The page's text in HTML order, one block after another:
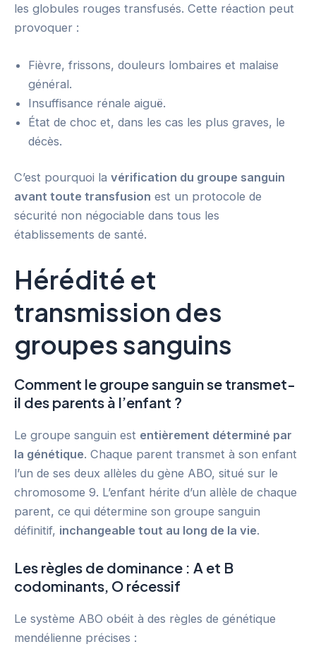
les globules rouges transfusés. Cette réaction peut
provoquer :
Fièvre, frissons, douleurs lombaires et malaise
général.
Insuffisance rénale aiguë.
État de choc et, dans les cas les plus graves, le
décès.
C’est pourquoi la vérification du groupe sanguin
avant toute transfusion est un protocole de
sécurité non négociable dans tous les
établissements de santé.
Hérédité et
transmission des
groupes sanguins
Comment le groupe sanguin se transmet-
il des parents à l’enfant ?
Le groupe sanguin est entièrement déterminé par
la génétique. Chaque parent transmet à son enfant
l’un de ses deux allèles du gène ABO, situé sur le
chromosome 9. L’enfant hérite d’un allèle de chaque
parent, ce qui détermine son groupe sanguin
définitif, inchangeable tout au long de la vie.
Les règles de dominance : A et B
codominants, O récessif
Le système ABO obéit à des règles de génétique
mendélienne précises :